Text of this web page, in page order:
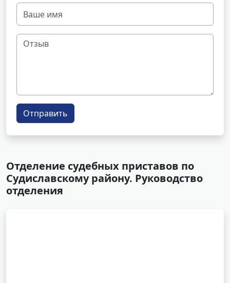
Отправить
Отделение судебных приставов по
Судиславскому району. Руководство
отделения